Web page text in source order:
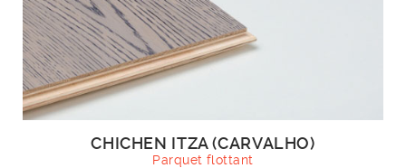
CHICHEN ITZA (CARVALHO)
Parquet flottant